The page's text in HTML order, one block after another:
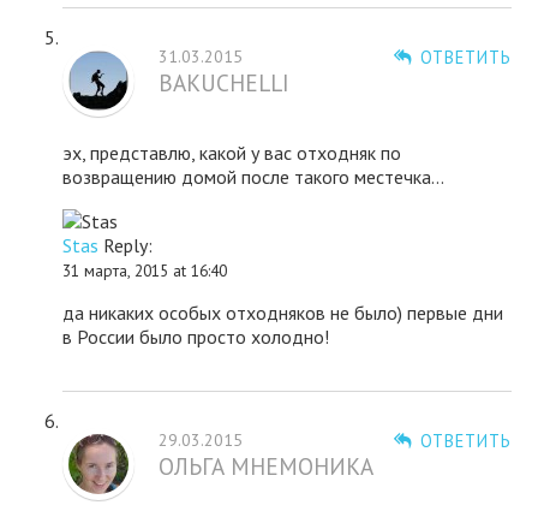
ОТВЕТИТЬ
31.03.2015
BAKUCHELLI
эх, представлю, какой у вас отходняк по
возвращению домой после такого местечка…
Stas Reply:
31 марта, 2015 at 16:40
да никаких особых отходняков не было) первые дни
в России было просто холодно!
ОТВЕТИТЬ
29.03.2015
ОЛЬГА МНЕМОНИКА